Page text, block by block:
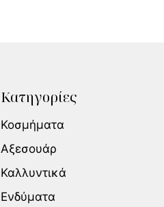
Κατηγορίες
Κοσμήματα
Αξεσουάρ
Καλλυντικά
Ενδύματα